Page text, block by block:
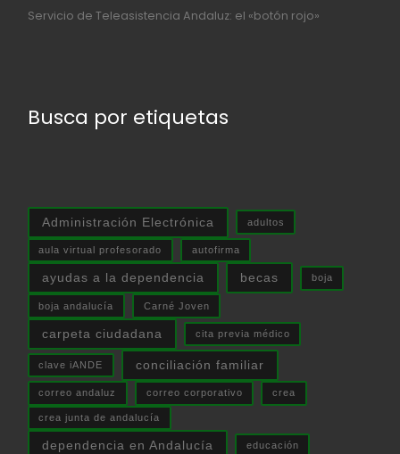
Servicio de Teleasistencia Andaluz: el «botón rojo»
Busca por etiquetas
Administración Electrónica adultos
aula virtual profesorado autofirma
ayudas a la dependencia becas boja
boja andalucía Carné Joven
carpeta ciudadana cita previa médico
clave iANDE conciliación familiar
correo andaluz correo corporativo crea
crea junta de andalucía
dependencia en Andalucía educación